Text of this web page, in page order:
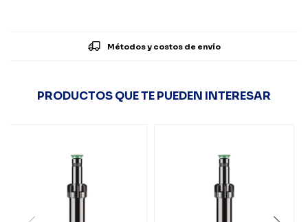
Métodos y costos de envío
PRODUCTOS QUE TE PUEDEN INTERESAR